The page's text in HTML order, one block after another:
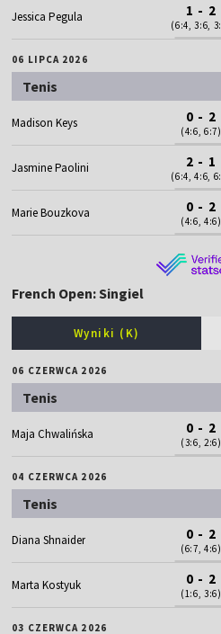
Jessica Pegula 1 - 2
(6:4, 3:6,
06 LIPCA 2026
Tenis
Madison Keys 0 - 2
(4:6, 6:7)
Jasmine Paolini 2 - 1
(6:4, 4:6,
Marie Bouzkova 0 - 2
(4:6, 4:6)
French Open: Singiel
Wyniki (K)
06 CZERWCA 2026
Tenis
Maja Chwalińska 0 - 2
(3:6, 2:6)
04 CZERWCA 2026
Tenis
Diana Shnaider 0 - 2
(6:7, 4:6)
Marta Kostyuk 0 - 2
(1:6, 3:6)
03 CZERWCA 2026